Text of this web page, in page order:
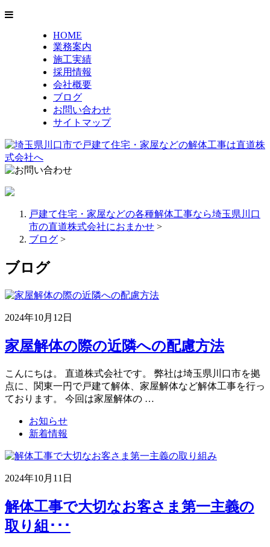
HOME
業務案内
施工実績
採用情報
会社概要
ブログ
お問い合わせ
サイトマップ
戸建て住宅・家屋などの各種解体工事なら埼玉県川口
市の直道株式会社におまかせ >
ブログ >
ブログ
2024年10月12日
家屋解体の際の近隣への配慮方法
こんにちは。 直道株式会社です。 弊社は埼玉県川口市を拠
点に、関東一円で戸建て解体、家屋解体など解体工事を行っ
ております。 今回は家屋解体の …
お知らせ
新着情報
2024年10月11日
解体工事で大切なお客さま第一主義の
取り組･･･